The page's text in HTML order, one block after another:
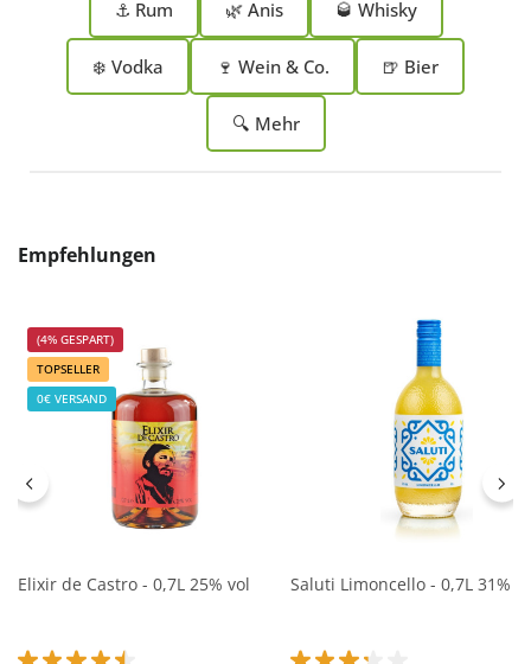
⚓ Rum 🌿 Anis 🥃 Whisky
❄️ Vodka 🍷 Wein & Co. 🍺 Bier
🔍 Mehr
Produktgalerie überspringen
Empfehlungen
(4% GESPART)
TOPSELLER
0€ VERSAND
Elixir de Castro - 0,7L 25% vol Saluti Limoncello - 0,7L 31%